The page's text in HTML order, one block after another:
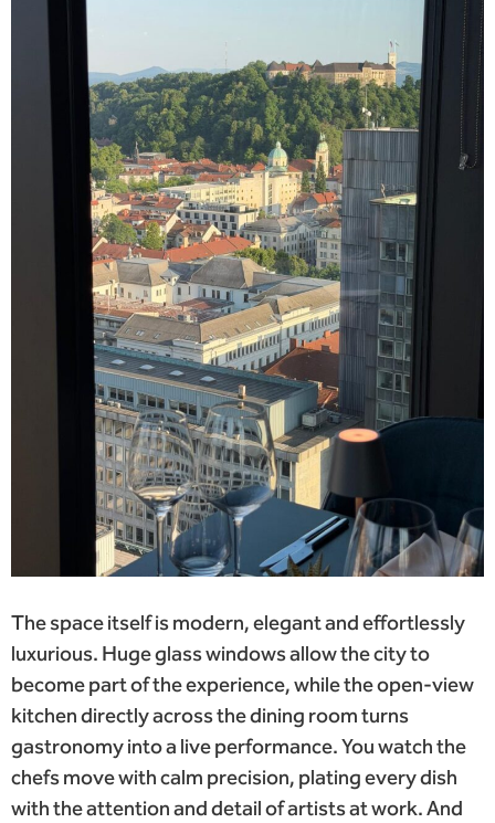
The space itself is modern, elegant and effortlessly
luxurious. Huge glass windows allow the city to
become part of the experience, while the open-view
kitchen directly across the dining room turns
gastronomy into a live performance. You watch the
chefs move with calm precision, plating every dish
with the attention and detail of artists at work. And